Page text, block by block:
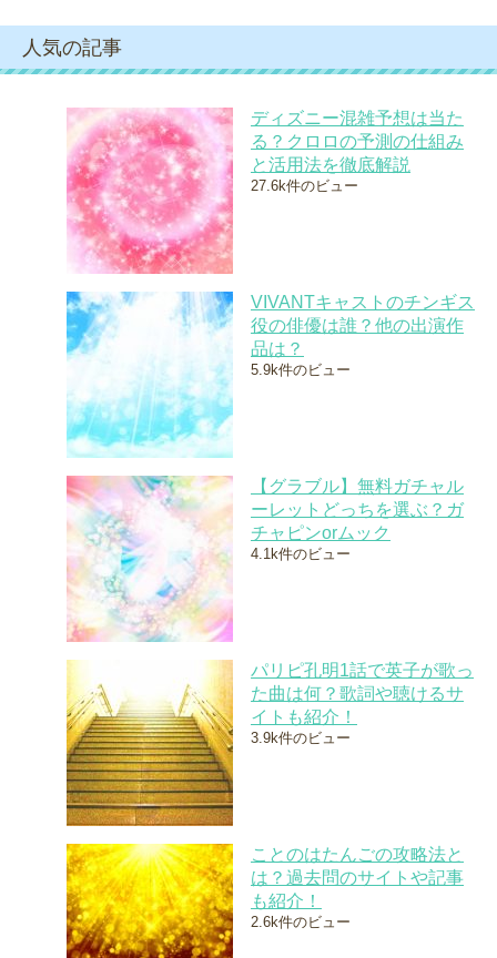
人気の記事
ディズニー混雑予想は当た
る？クロロの予測の仕組み
と活用法を徹底解説
27.6k件のビュー
VIVANTキャストのチンギス
役の俳優は誰？他の出演作
品は？
5.9k件のビュー
【グラブル】無料ガチャル
ーレットどっちを選ぶ？ガ
チャピンorムック
4.1k件のビュー
パリピ孔明1話で英子が歌っ
た曲は何？歌詞や聴けるサ
イトも紹介！
3.9k件のビュー
ことのはたんごの攻略法と
は？過去問のサイトや記事
も紹介！
2.6k件のビュー